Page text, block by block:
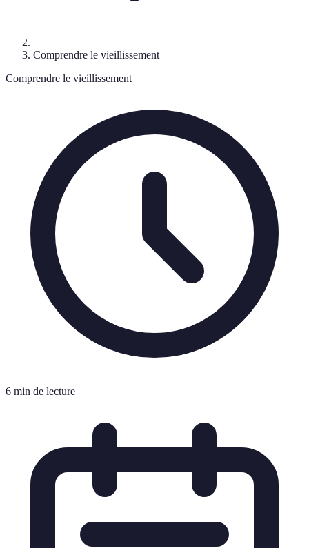
Comprendre le vieillissement
Comprendre le vieillissement
6 min de lecture